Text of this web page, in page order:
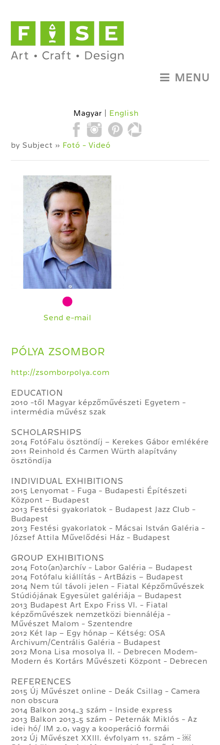
Magyar English
MENU
by Subject » Fotó - Videó
Send e-mail
PÓLYA ZSOMBOR
http://zsomborpolya.com
EDUCATION
2010 -től Magyar képzőművészeti Egyetem -
intermédia művész szak
SCHOLARSHIPS
2014 FotóFalu ösztöndíj – Kerekes Gábor emlékére
2011 Reinhold és Carmen Würth alapítvány
ösztöndíja
INDIVIDUAL EXHIBITIONS
2015 Lenyomat - Fuga - Budapesti Építészeti
Központ – Budapest
2013 Festési gyakorlatok - Budapest Jazz Club -
Budapest
2013 Festési gyakorlatok - Mácsai István Galéria -
József Attila Művelődési Ház - Budapest
GROUP EXHIBITIONS
2014 Foto(an)archív - Labor Galéria – Budapest
2014 Fotófalu kiállítás - ArtBázis – Budapest
2014 Nem túl távoli jelen - Fiatal Képzőművészek
Stúdiójának Egyesület galériája – Budapest
2013 Budapest Art Expo Friss VI. - Fiatal
képzőművészek nemzetközi biennáléja -
Művészet Malom - Szentendre
2012 Két lap – Egy hónap – Kétség: OSA
Archivum/Centrális Galéria - Budapest
2012 Mona Lisa mosolya II. - Debrecen Modem-
Modern és Kortárs Művészeti Központ - Debrecen
REFERENCES
2015 Új Művészet online - Deák Csillag - Camera
non obscura
2014 Balkon 2014_3 szám - Inside express
2013 Balkon 2013_5 szám - Peternák Miklós - Az
idei hó/ IM 2.0, vagy a kooperáció formái
2012 Új Művészet XXIII. évfolyam 11. szám - ￼